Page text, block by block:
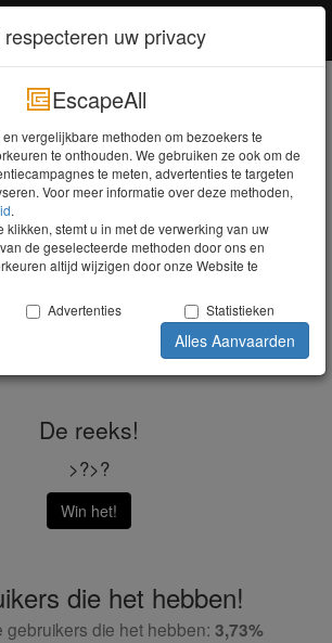
Inloggen
Doe het licht uit
De reeks!
>?>?
Win het!
die het hebben!
gebruikers die het hebben: 3,73%
uw privacy
EscapeAll
vergelijkbare methoden om bezoekers te
te onthouden. We gebruiken ze ook om de
te meten, advertenties te targeten
Voor meer informatie over deze methoden,
.
klikken, stemt u in met de verwerking van uw
de geselecteerde methoden door ons en
altijd wijzigen door onze Website te
Advertenties Statistieken
Alles Aanvaarden